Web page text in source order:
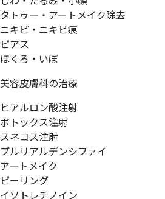
タトゥー・アートメイク除去
ニキビ・ニキビ痕
ピアス
ほくろ・いぼ
美容皮膚科の治療
ヒアルロン酸注射
ボトックス注射
スネコス注射
プルリアルデンシファイ
アートメイク
ピーリング
イソトレチノイン